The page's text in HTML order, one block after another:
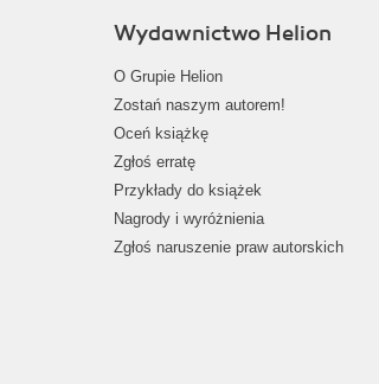
Wydawnictwo Helion
O Grupie Helion
Zostań naszym autorem!
Oceń książkę
Zgłoś erratę
Przykłady do książek
Nagrody i wyróżnienia
Zgłoś naruszenie praw autorskich